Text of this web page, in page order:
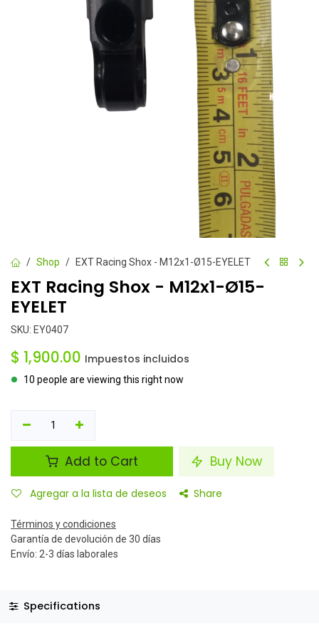
Shop EXT Racing Shox - M12x1-Ø15-EYELET
EXT Racing Shox - M12x1-Ø15-
EYELET
SKU: EY0407
$ 1,900.00 Impuestos incluidos
10 people are viewing this right now
Add to Cart Buy Now
Agregar a la lista de deseos Share
Términos y condiciones
Garantía de devolución de 30 días
Envío: 2-3 días laborales
Specifications